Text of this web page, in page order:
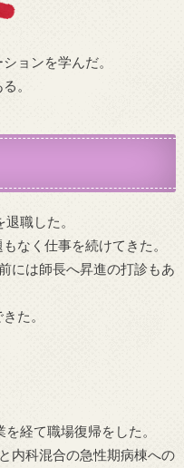
ョンを学んだ。
。
職した。
なく仕事を続けてきた。
には師長へ昇進の打診もあ
た。
経て職場復帰をした。
内科混合の急性期病棟への